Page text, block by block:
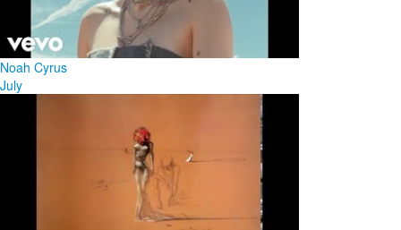
Noah Cyrus
July